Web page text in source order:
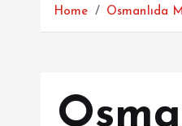
Home Osmanlıda